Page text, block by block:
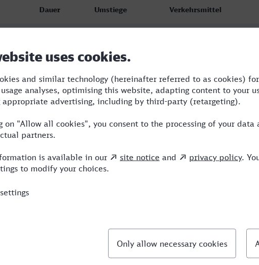
Dauer Umstiege Verkehrsmittel
1:03 1 RE,NX
1:03 1